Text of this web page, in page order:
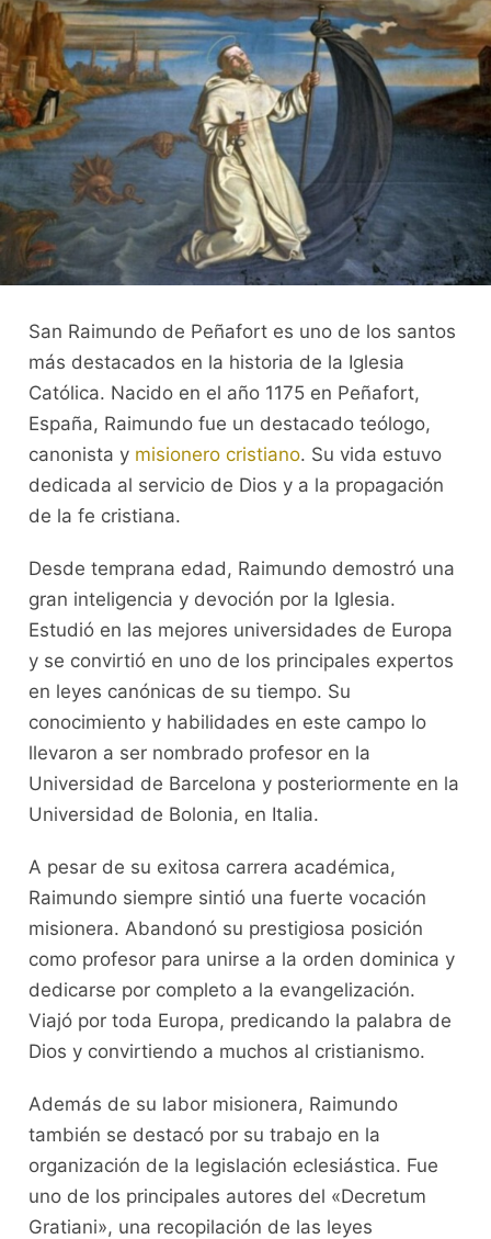
San Raimundo de Peñafort es uno de los santos
más destacados en la historia de la Iglesia
Católica. Nacido en el año 1175 en Peñafort,
España, Raimundo fue un destacado teólogo,
canonista y misionero cristiano. Su vida estuvo
dedicada al servicio de Dios y a la propagación
de la fe cristiana.
Desde temprana edad, Raimundo demostró una
gran inteligencia y devoción por la Iglesia.
Estudió en las mejores universidades de Europa
y se convirtió en uno de los principales expertos
en leyes canónicas de su tiempo. Su
conocimiento y habilidades en este campo lo
llevaron a ser nombrado profesor en la
Universidad de Barcelona y posteriormente en la
Universidad de Bolonia, en Italia.
A pesar de su exitosa carrera académica,
Raimundo siempre sintió una fuerte vocación
misionera. Abandonó su prestigiosa posición
como profesor para unirse a la orden dominica y
dedicarse por completo a la evangelización.
Viajó por toda Europa, predicando la palabra de
Dios y convirtiendo a muchos al cristianismo.
Además de su labor misionera, Raimundo
también se destacó por su trabajo en la
organización de la legislación eclesiástica. Fue
uno de los principales autores del «Decretum
Gratiani», una recopilación de las leyes